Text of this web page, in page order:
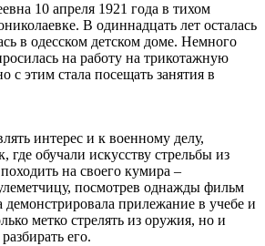
10 апреля 1921 года в тихом
В одиннадцать лет осталась
в одесском детском доме. Немного
на работу на трикотажную
с этим стала посещать занятия в
интерес и к военному делу,
где обучали искусству стрельбы из
на своего кумира –
посмотрев однажды фильм
прилежание в учебе и
метко стрелять из оружия, но и
его.